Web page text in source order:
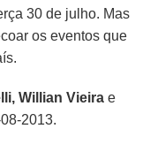
30 de julho. Mas
os eventos que
Willian Vieira e
2013.